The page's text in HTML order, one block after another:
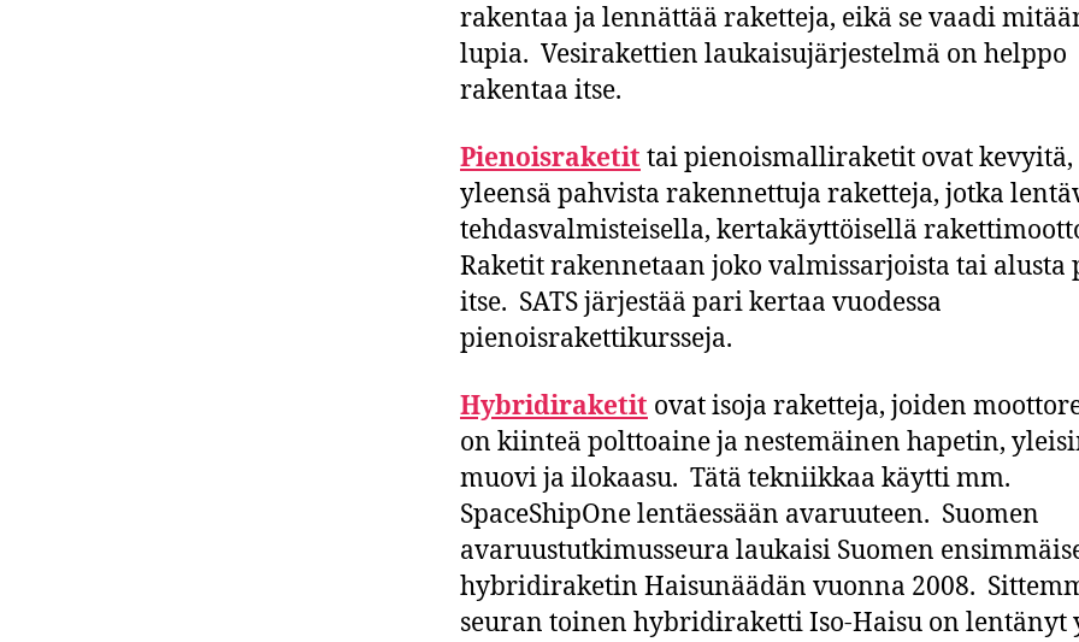
rakentaa ja lennättää raketteja, eikä se vaadi
lupia. Vesirakettien laukaisujärjestelmä on helppo
rakentaa itse.
Pienoisraketit tai pienoismalliraketit ovat kevyitä,
yleensä pahvista rakennettuja raketteja, jotka
tehdasvalmisteisella, kertakäyttöisellä
Raketit rakennetaan joko valmissarjoista tai alusta
itse. SATS järjestää pari kertaa vuodessa
pienoisrakettikursseja.
Hybridiraketit ovat isoja raketteja, joiden
on kiinteä polttoaine ja nestemäinen hapetin,
muovi ja ilokaasu. Tätä tekniikkaa käytti mm.
SpaceShipOne lentäessään avaruuteen. Suomen
avaruustutkimusseura laukaisi Suomen
hybridiraketin Haisunäädän vuonna 2008.
seuran toinen hybridiraketti Iso-Haisu on lentänyt